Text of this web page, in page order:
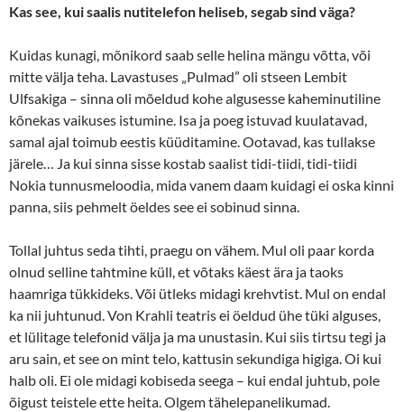
Kas see, kui saalis nutitelefon heliseb, segab sind väga?
Kuidas kunagi, mõnikord saab selle helina mängu võtta, või
mitte välja teha. Lavastuses „Pulmad” oli stseen Lembit
Ulfsakiga – sinna oli mõeldud kohe algusesse kaheminutiline
kõnekas vaikuses istumine. Isa ja poeg istuvad kuulatavad,
samal ajal toimub eestis küüditamine. Ootavad, kas tullakse
järele… Ja kui sinna sisse kostab saalist tidi-tiidi, tidi-tiidi
Nokia tunnusmeloodia, mida vanem daam kuidagi ei oska kinni
panna, siis pehmelt öeldes see ei sobinud sinna.
Tollal juhtus seda tihti, praegu on vähem. Mul oli paar korda
olnud selline tahtmine küll, et võtaks käest ära ja taoks
haamriga tükkideks. Või ütleks midagi krehvtist. Mul on endal
ka nii juhtunud. Von Krahli teatris ei öeldud ühe tüki alguses,
et lülitage telefonid välja ja ma unustasin. Kui siis tirtsu tegi ja
aru sain, et see on mint telo, kattusin sekundiga higiga. Oi kui
halb oli. Ei ole midagi kobiseda seega – kui endal juhtub, pole
õigust teistele ette heita. Olgem tähelepanelikumad.